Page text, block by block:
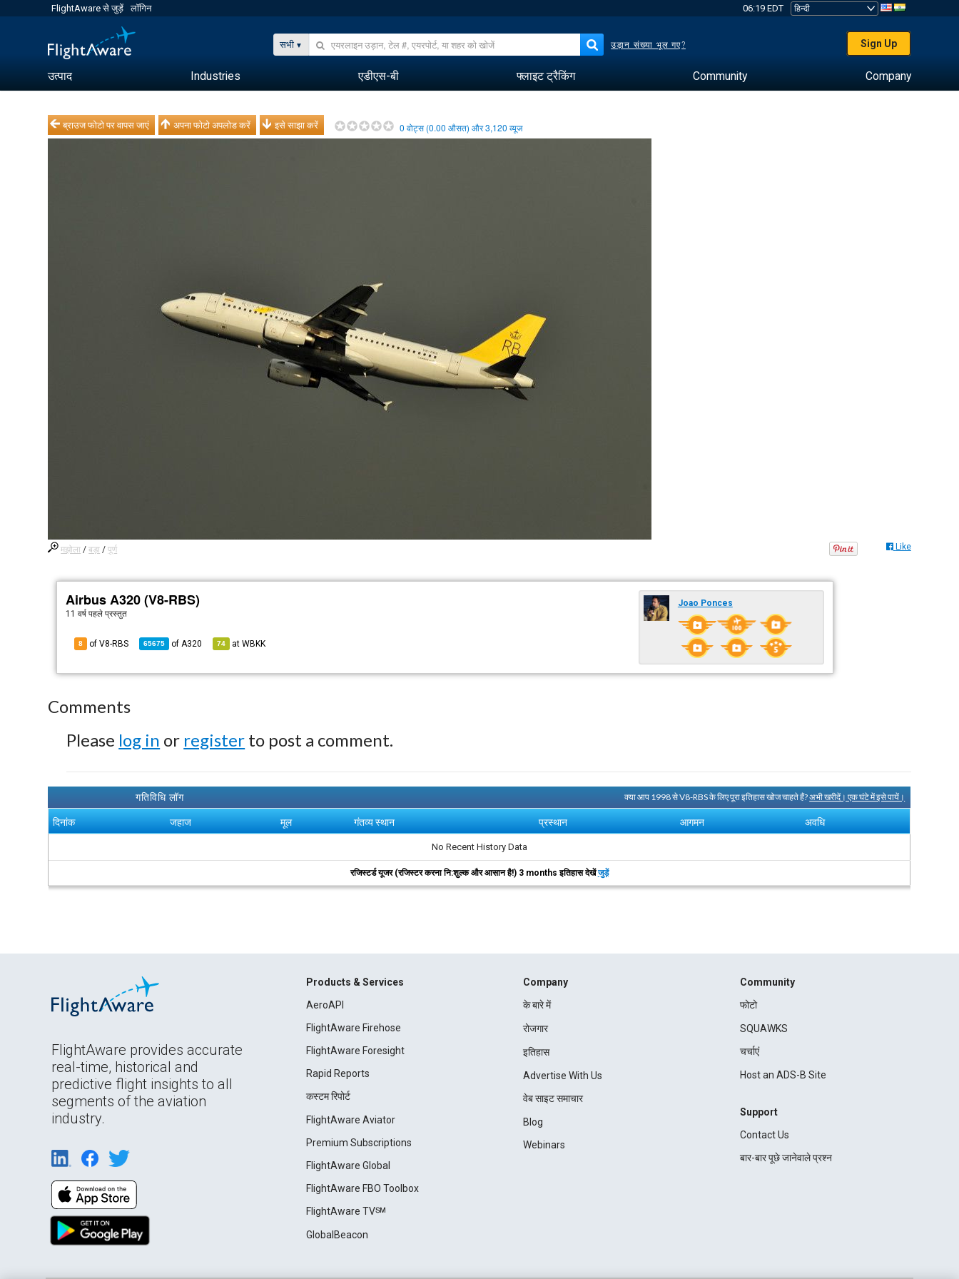
FlightAware से जुड़ें लॉगिन 06:19 EDT
सभी उड़ान संख्या भूल गए? Sign Up
उत्पाद Industries एडीएस-बी फ्लाइट ट्रैकिंग Community Company
ब्राउज फोटो पर वापस जाएं अपना फोटो अपलोड करें इसे साझा करें 0 वोट्स (0.00 औसत) और3,120 व्यूज
मझोला /बड़ा /पूर्ण Like
Airbus A320 (V8-RBS)
11 वर्ष पहले प्रस्तुत
8 of V8-RBS 65675 ofA320 74 atWBKK
Joao Ponces
Comments
Please log in or register to post a comment.
गतिविधि लॉग क्या आप 1998 से V8-RBS के लिए पूरा इतिहास खोज चाहते हैं?अभी खरीदें। एक घंटे में इसे पायें।
दिनांक जहाज मूल गंतव्य स्थान प्रस्थान आगमन अवधि
No Recent History Data
रजिस्टर्ड यूजर (रजिस्टर करना नि:शुल्क और आसान है!) 3 months इतिहास देखेंजुड़ें
FlightAware provides accurate
real-time, historical and
predictive flight insights to all
segments of the aviation
industry.
Products & Services
AeroAPI
FlightAware Firehose
FlightAware Foresight
Rapid Reports
कस्टम रिपोर्ट
FlightAware Aviator
Premium Subscriptions
FlightAware Global
FlightAware FBO Toolbox
FlightAware TV℠
GlobalBeacon
Company
के बारे में
रोजगार
इतिहास
Advertise With Us
वेब साइट समाचार
Blog
Webinars
Community
फोटो
SQUAWKS
चर्चाएं
Host an ADS-B Site
Support
Contact Us
बार-बार पूछे जानेवाले प्रश्न